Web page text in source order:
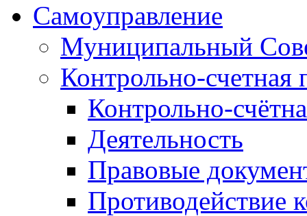
Самоуправление
Муниципальный
Контрольно-счетная
Контрольно-
Деятельность
Правовые
Противодействие